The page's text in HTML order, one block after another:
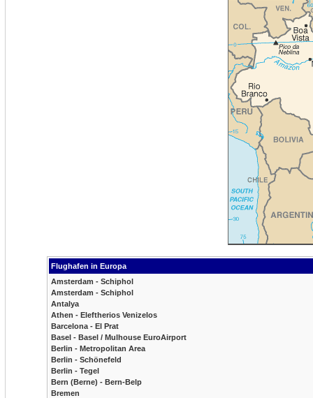
Flughafen in Europa
Amsterdam - Schiphol
Amsterdam - Schiphol
Antalya
Athen - Eleftherios Venizelos
Barcelona - El Prat
Basel - Basel / Mulhouse EuroAirport
Berlin - Metropolitan Area
Berlin - Schönefeld
Berlin - Tegel
Bern (Berne) - Bern-Belp
Bremen